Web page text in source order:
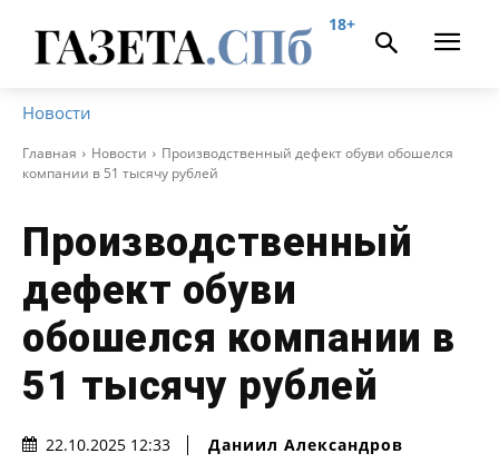
18+
Новости
Главная Новости
Производственный дефект обуви обошелся
компании в 51 тысячу рублей
Производственный
дефект обуви
обошелся компании в
51 тысячу рублей
22.10.2025 12:33 Даниил Александров